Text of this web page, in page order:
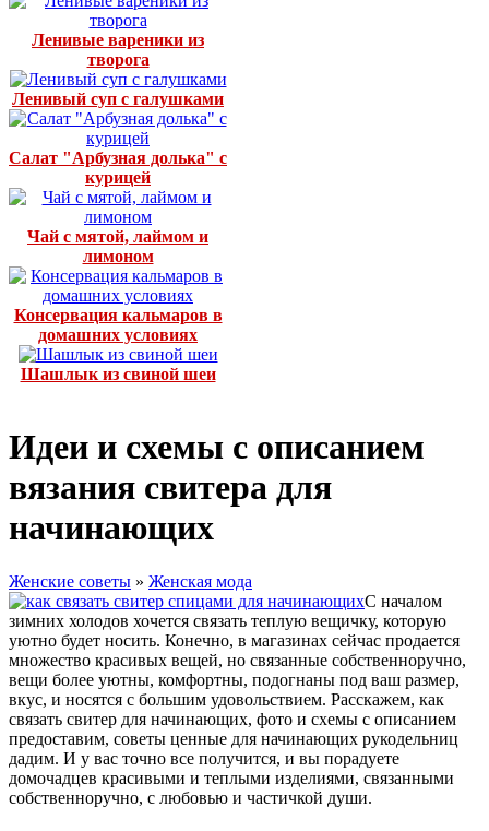
Ленивые вареники из
творога
Ленивый суп с галушками
Салат "Арбузная долька" с
курицей
Чай с мятой, лаймом и
лимоном
Консервация кальмаров в
домашних условиях
Шашлык из свиной шеи
Идеи и схемы с описанием
вязания свитера для
начинающих
Женские советы » Женская мода
С началом
зимних холодов хочется связать теплую вещичку, которую
уютно будет носить. Конечно, в магазинах сейчас продается
множество красивых вещей, но связанные собственноручно,
вещи более уютны, комфортны, подогнаны под ваш размер,
вкус, и носятся с большим удовольствием. Расскажем, как
связать свитер для начинающих, фото и схемы с описанием
предоставим, советы ценные для начинающих рукодельниц
дадим. И у вас точно все получится, и вы порадуете
домочадцев красивыми и теплыми изделиями, связанными
собственноручно, с любовью и частичкой души.